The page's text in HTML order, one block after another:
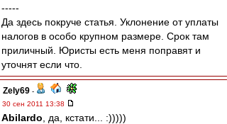
-----
Да здесь покруче статья. Уклонение от уплаты
налогов в особо крупном размере. Срок там
приличный. Юристы есть меня поправят и
уточнят если что.
Zely69 -
30 сен 2011 13:38
Abilardo , да, кстати... :)))))